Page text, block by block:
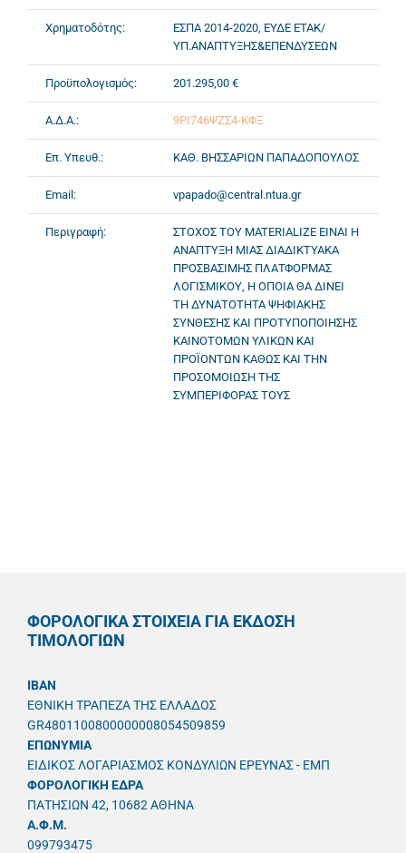
Χρηματοδότης:
ΕΣΠΑ 2014-2020, ΕΥΔΕ ΕΤΑΚ/
ΥΠ.ΑΝΑΠΤΥΞΗΣ&ΕΠΕΝΔΥΣΕΩΝ
Προϋπολογισμός: 201.295,00 €
Α.Δ.Α.: 9ΡΙ746ΨΖΣ4-ΚΦΞ
Επ. Υπευθ.: ΚΑΘ. ΒΗΣΣΑΡΙΩΝ ΠΑΠΑΔΟΠΟΥΛΟΣ
Email: vpapado@central.ntua.gr
Περιγραφή:
ΣΤΟΧΟΣ ΤΟΥ MATERIALIZE ΕΙΝΑΙ Η
ΑΝΑΠΤΥΞΗ ΜΙΑΣ ΔΙΑΔΙΚΤΥΑΚΑ
ΠΡΟΣΒΑΣΙΜΗΣ ΠΛΑΤΦΟΡΜΑΣ
ΛΟΓΙΣΜΙΚΟΥ, Η ΟΠΟΙΑ ΘΑ ΔΙΝΕΙ
ΤΗ ΔΥΝΑΤΟΤΗΤΑ ΨΗΦΙΑΚΗΣ
ΣΥΝΘΕΣΗΣ ΚΑΙ ΠΡΟΤΥΠΟΠΟΙΗΣΗΣ
ΚΑΙΝΟΤΟΜΩΝ ΥΛΙΚΩΝ ΚΑΙ
ΠΡΟΪΟΝΤΩΝ ΚΑΘΩΣ ΚΑΙ ΤΗΝ
ΠΡΟΣΟΜΟΙΩΣΗ ΤΗΣ
ΣΥΜΠΕΡΙΦΟΡΑΣ ΤΟΥΣ
ΦΟΡΟΛΟΓΙΚΑ ΣΤΟΙΧΕΙΑ ΓΙΑ ΕΚΔΟΣΗ
ΤΙΜΟΛΟΓΙΩΝ
IBAN
ΕΘΝΙΚΗ ΤΡΑΠΕΖΑ ΤΗΣ ΕΛΛΑΔΟΣ
GR4801100800000008054509859
ΕΠΩΝΥΜΙΑ
ΕΙΔΙΚΟΣ ΛΟΓΑΡΙΑΣΜΟΣ ΚΟΝΔΥΛΙΩΝ ΕΡΕΥΝΑΣ - ΕΜΠ
ΦΟΡΟΛΟΓΙΚΗ ΕΔΡΑ
ΠΑΤΗΣΙΩΝ 42, 10682 ΑΘΗΝΑ
A.Φ.Μ.
099793475